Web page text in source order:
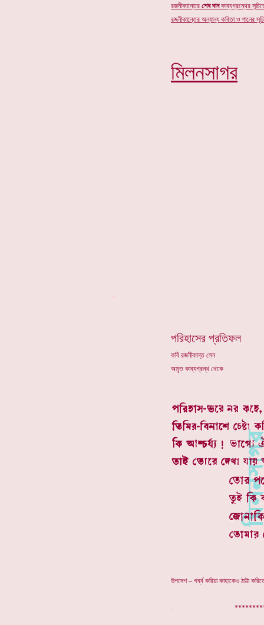
রজনীকান্তের শেষ দানকাব্যগ্রন্থের
রজনীকান্তের অন্যান্য কবিতা ও গানের
মিলনসাগর
পরিহাসের প্রতিফল
কবি রজনীকান্ত সেন
অমৃত কাব্যগ্রন্থ থেকে
উপদেশ – গর্ব্ব করিয়া কাহাকেও ঠাট্টা
.